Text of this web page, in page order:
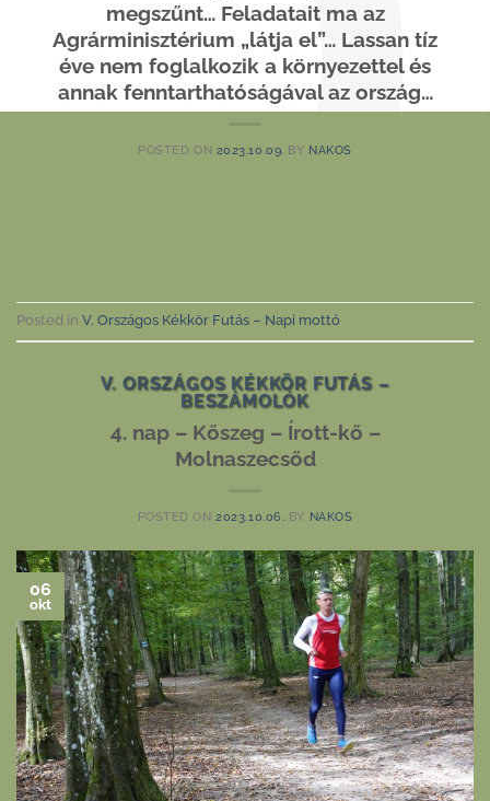
megszűnt… Feladatait ma az
Agrárminisztérium „látja el”… Lassan tíz
éve nem foglalkozik a környezettel és
annak fenntarthatóságával az ország…
POSTED ON 2023.10.09. BY NAKOS
Posted in V. Országos Kékkör Futás – Napi mottó
V. ORSZÁGOS KÉKKÖR FUTÁS –
BESZÁMOLÓK
4. nap – Kőszeg – Írott-kő –
Molnaszecsőd
POSTED ON2023.10.06. BY NAKOS
06
okt